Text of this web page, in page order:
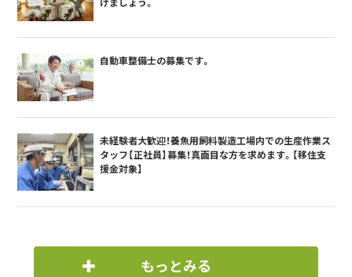
自動車整備士の募集です。
未経験者大歓迎！養魚用飼料製造工場内での生産作業ス
タッフ【正社員】募集！真面目な方を求めます。【移住支
援金対象】
もっとみる